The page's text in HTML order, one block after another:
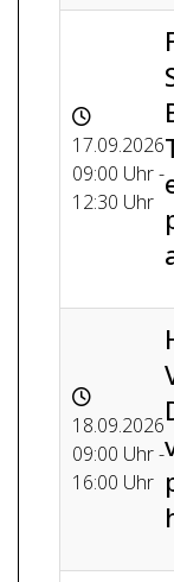
17.09.2026
09:00 Uhr -
12:30 Uhr
18.09.2026
09:00 Uhr -
16:00 Uhr